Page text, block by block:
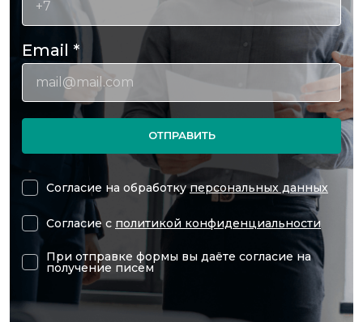
Email *
ОТПРАВИТЬ
Согласие на обработкуперсональных данных
Согласие с политикой конфиденциальности
При отправке формы вы даёте согласие на
получение писем